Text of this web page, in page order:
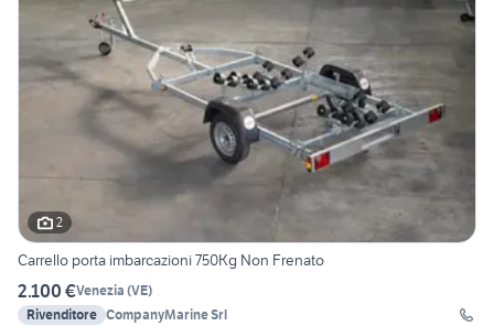
2
Carrello porta imbarcazioni 750Kg Non Frenato
2.100 €Venezia (VE)
Rivenditore CompanyMarine Srl